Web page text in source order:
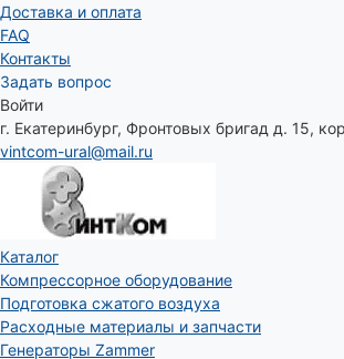
Доставка и оплата
FAQ
Контакты
Задать вопрос
Войти
г. Екатеринбург, Фронтовых бригад д. 15,
vintcom-ural@mail.ru
Каталог
Компрессорное оборудование
Подготовка сжатого воздуха
Расходные материалы и запчасти
Генераторы Zammer